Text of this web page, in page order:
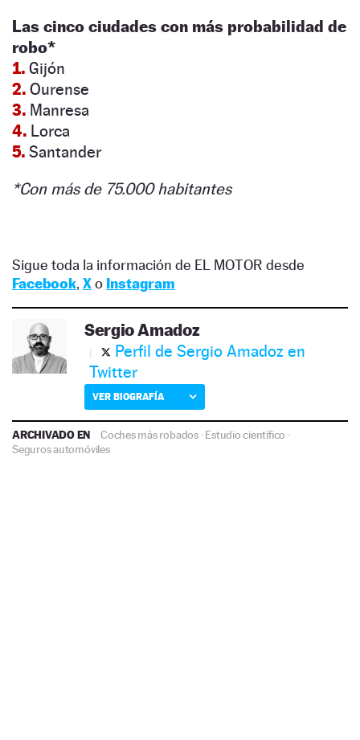
Las cinco ciudades con más probabilidad de
robo*
1. Gijón
2. Ourense
3. Manresa
4. Lorca
5. Santander
*Con más de 75.000 habitantes
Sigue toda la información de EL MOTOR desde
Facebook, Xo Instagram
Sergio Amadoz
Perfil de Sergio Amadoz en
Twitter
VER BIOGRAFÍA
ARCHIVADO EN Coches más robados·Estudio científico ·
Seguros automóviles